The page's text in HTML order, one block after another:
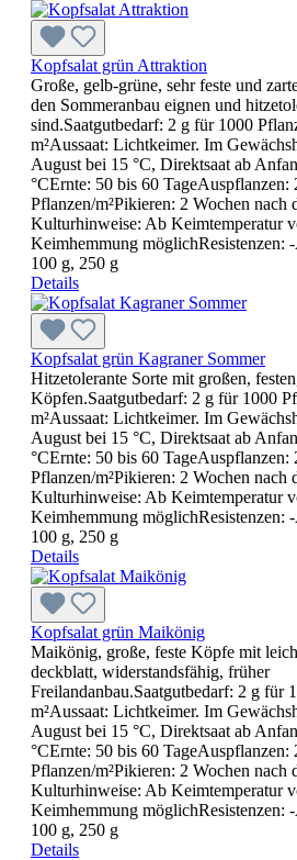
Kopfsalat grün Attraktion
Große, gelb-grüne, sehr feste und
den Sommeranbau eignen und
sind.Saatgutbedarf: 2 g für 1000
m²Aussaat: Lichtkeimer. Im
August bei 15 °C, Direktsaat ab
°CErnte: 50 bis 60 TageAuspflanzen:
Pflanzen/m²Pikieren: 2 Wochen nach
Kulturhinweise: Ab Keimtemperatur
Keimhemmung möglichResistenzen:
100 g, 250 g
Details
Kopfsalat grün Kagraner Sommer
Hitzetolerante Sorte mit großen,
Köpfen.Saatgutbedarf: 2 g für 1000
m²Aussaat: Lichtkeimer. Im
August bei 15 °C, Direktsaat ab
°CErnte: 50 bis 60 TageAuspflanzen:
Pflanzen/m²Pikieren: 2 Wochen nach
Kulturhinweise: Ab Keimtemperatur
Keimhemmung möglichResistenzen:
100 g, 250 g
Details
Kopfsalat grün Maikönig
Maikönig, große, feste Köpfe mit
deckblatt, widerstandsfähig, früher
Freilandanbau.Saatgutbedarf: 2 g für
m²Aussaat: Lichtkeimer. Im
August bei 15 °C, Direktsaat ab
°CErnte: 50 bis 60 TageAuspflanzen:
Pflanzen/m²Pikieren: 2 Wochen nach
Kulturhinweise: Ab Keimtemperatur
Keimhemmung möglichResistenzen:
100 g, 250 g
Details